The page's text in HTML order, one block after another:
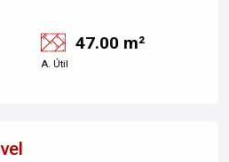
47.00 m²
A. Útil